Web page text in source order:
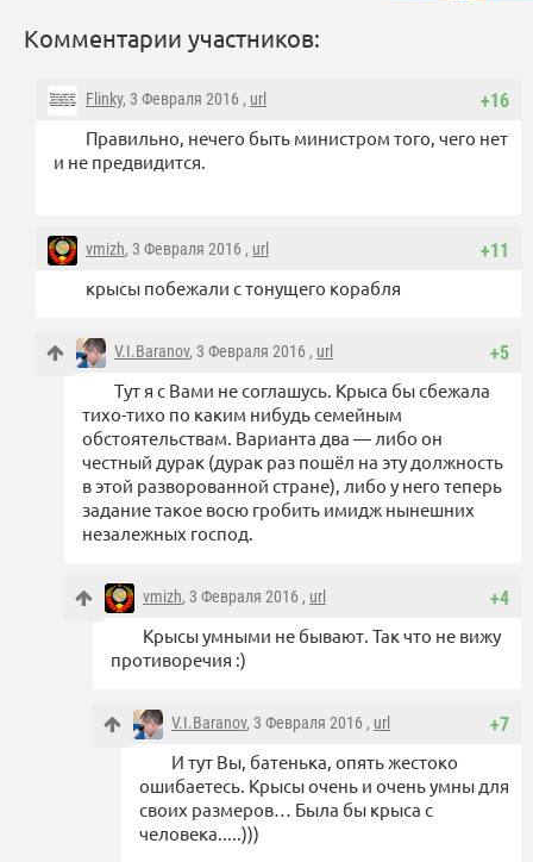
Комментарии участников:
+16
Flinky, 3 Февраля 2016 , url
Правильно, нечего быть министром того, чего нет
и не предвидится.
+11
vmizh, 3 Февраля 2016 , url
крысы побежали с тонущего корабля
+5
V.I.Baranov, 3 Февраля 2016 , url
Тут я с Вами не соглашусь. Крыса бы сбежала
тихо-тихо по каким нибудь семейным
обстоятельствам. Варианта два — либо он
честный дурак (дурак раз пошёл на эту должность
в этой разворованной стране), либо у него теперь
задание такое восю гробить имидж нынешних
незалежных господ.
+4
vmizh, 3 Февраля 2016 , url
Крысы умными не бывают. Так что не вижу
противоречия :)
+7
V.I.Baranov, 3 Февраля 2016 , url
И тут Вы, батенька, опять жестоко
ошибаетесь. Крысы очень и очень умны для
своих размеров… Была бы крыса с
человека.....)))